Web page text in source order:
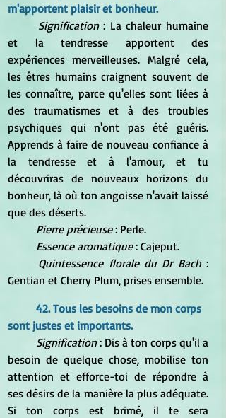
m'apportent plaisir et bonheur.
Signification : La chaleur humaine
et la tendresse apportent des
expériences merveilleuses. Malgré cela,
les êtres humains craignent souvent de
les connaître, parce qu'elles sont liées à
des traumatismes et à des troubles
psychiques qui n'ont pas été guéris.
Apprends à faire de nouveau confiance à
la tendresse et à l'amour, et tu
découvriras de nouveaux horizons du
bonheur, là où ton angoisse n'avait laissé
que des déserts.
Pierre précieuse : Perle.
Essence aromatique : Cajeput.
Quintessence florale du Dr Bach :
Gentian et Cherry Plum, prises ensemble.
42. Tous les besoins de mon corps
sont justes et importants.
Signification : Dis à ton corps qu'il a
besoin de quelque chose, mobilise ton
attention et efforce-toi de répondre à
ses désirs de la manière la plus adéquate.
Si ton corps est brimé, il te sera